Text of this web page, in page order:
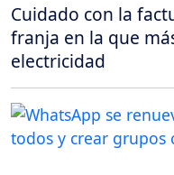
Cuidado con la
franja en la que
electricidad